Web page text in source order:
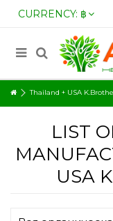
CURRENCY: ฿
Thailand + USA
LIST
USA